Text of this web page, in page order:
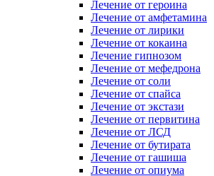
Лечение от героина
Лечение от амфетамина
Лечение от лирики
Лечение от кокаина
Лечение гипнозом
Лечение от мефедрона
Лечение от соли
Лечение от спайса
Лечение от экстази
Лечение от первитина
Лечение от ЛСД
Лечение от бутирата
Лечение от гашиша
Лечение от опиума